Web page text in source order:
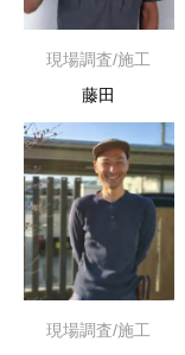
現場調査/施工
藤田
現場調査/施工